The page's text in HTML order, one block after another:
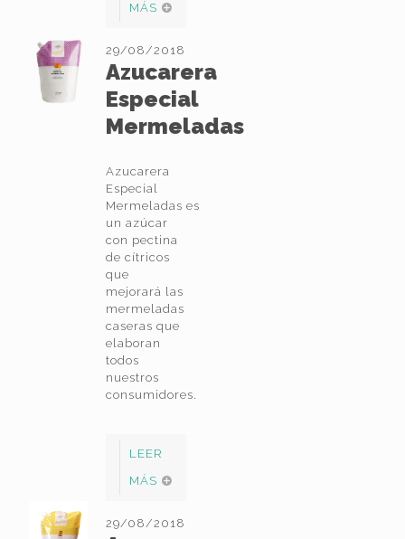
MÁS
29/08/2018
Azucarera
Especial
Mermeladas
Azucarera
Especial
Mermeladas es
un azúcar
con pectina
de cítricos
que
mejorará las
mermeladas
caseras que
elaboran
todos
nuestros
consumidores.
LEER
MÁS
29/08/2018